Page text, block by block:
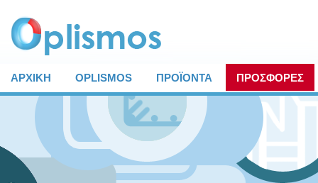
ΑΡΧΙΚΗ OPLISMOS ΠΡΟΪΟΝΤΑ ΠΡΟΣΦΟΡΕΣ